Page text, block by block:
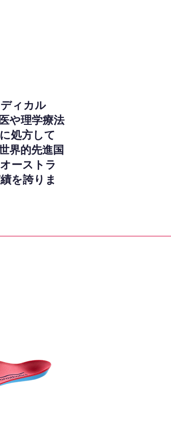
ィカル
や理学療法
処方して
界的先進国
ーストラ
を誇りま